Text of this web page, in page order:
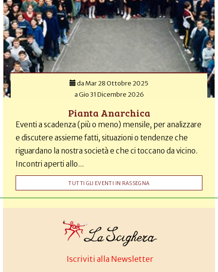
da Mar 28 Ottobre 2025
aGio 31 Dicembre 2026
Pianta Anarchica
Eventi a scadenza (più o meno) mensile, per analizzare
e discutere assieme fatti, situazioni o tendenze che
riguardano la nostra società e che ci toccano da vicino.
Incontri aperti allo...
TUTTI GLI EVENTI IN RASSEGNA
Iscriviti alla Newsletter